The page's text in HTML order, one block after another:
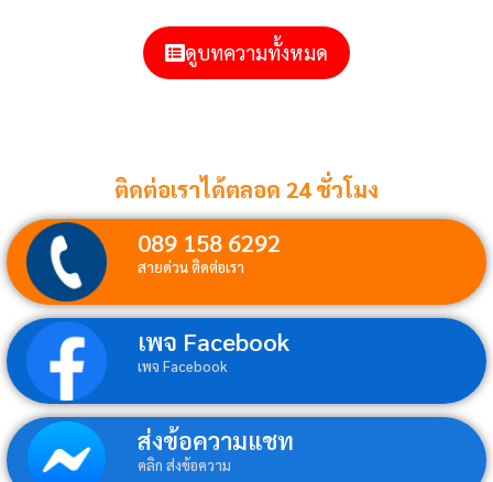
ดูบทความทั้งหมด
ติดต่อเราได้ตลอด 24 ชั่วโมง
089 158 6292
สายด่วน ติดต่อเรา
เพจ Facebook
เพจ Facebook
ส่งข้อความแชท
คลิก ส่งข้อความ